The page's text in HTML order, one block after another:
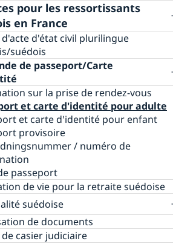
pour les ressortissants
en France
d'état civil plurilingue
suédois
de passeport/Carte
sur la prise de rendez-vous
et carte d'identité pour adulte
et carte d'identité pour enfant
provisoire
/ numéro de
passeport
de vie pour la retraite suédoise
suédoise
nouveau-né
la nationalité suédoise
de documents
casier judiciaire